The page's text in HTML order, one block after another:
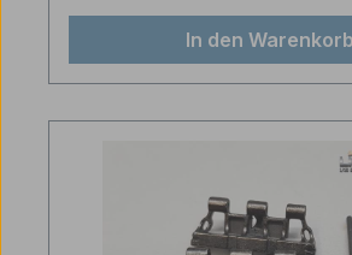
In den Warenkorb